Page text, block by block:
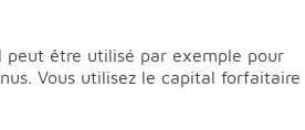
peut être utilisé par exemple pour
Vous utilisez le capital forfaitaire